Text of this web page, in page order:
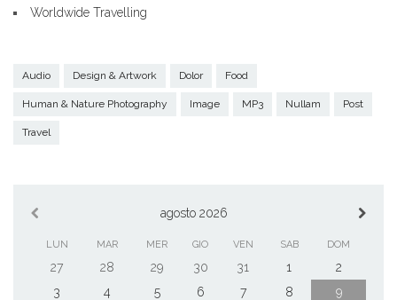
Worldwide Travelling
Audio Design & Artwork Dolor Food
Human & Nature Photography Image MP3 Nullam Post
Travel
agosto 2026
LUN MAR MER GIO VEN SAB DOM
27 28 29 30 31 1
2
3
4 5 6 7 8
9